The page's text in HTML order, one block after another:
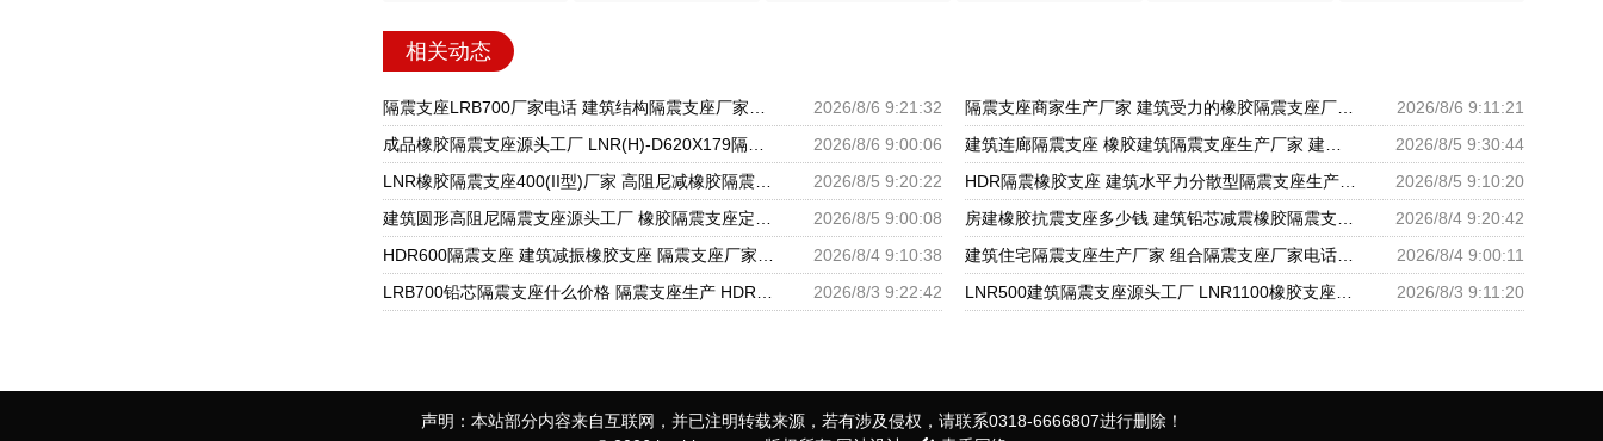
相关动态
2026/8/6 9:21:32
2026/8/6 9:11:21
成品橡胶隔震支座源头工厂 LNR(H)-D620X179隔震支座源头工厂 水平分散型隔震支座生产厂家
2026/8/6 9:00:06
2026/8/5 9:30:44
LNR橡胶隔震支座400(II型)厂家 高阻尼减橡胶隔震支座厂家 建筑橡胶建筑隔震支座厂家
2026/8/5 9:20:22
2026/8/5 9:10:20
2026/8/5 9:00:08
2026/8/4 9:20:42
2026/8/4 9:10:38
2026/8/4 9:00:11
2026/8/3 9:22:42 2026/8/3 9:11:20
声明：本站部分内容来自互联网，并已注明转载来源，若有涉及侵权，请联系0318-6666807进行删除！